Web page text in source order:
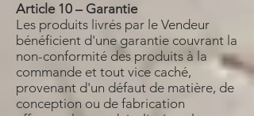
Article 10 – Garantie
Les produits livrés par le Vendeur
bénéficient d'une garantie couvrant la
non-conformité des produits à la
commande et tout vice caché,
provenant d'un défaut de matière, de
conception ou de fabrication